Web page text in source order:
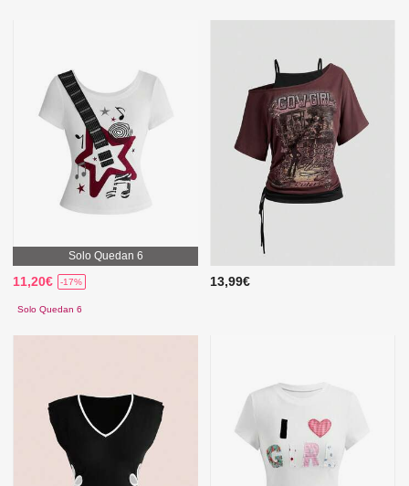
Solo Quedan 6
11,20€ -17%
Solo Quedan 6
13,99€